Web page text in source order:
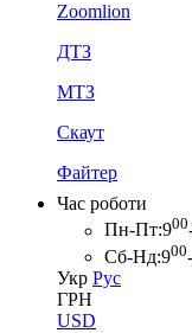
Zoomlion
ДТЗ
МТЗ
Скаут
Файтер
Час роботи
Пн-Пт:900
Сб-Нд:900
Укр Рус
ГРН
USD